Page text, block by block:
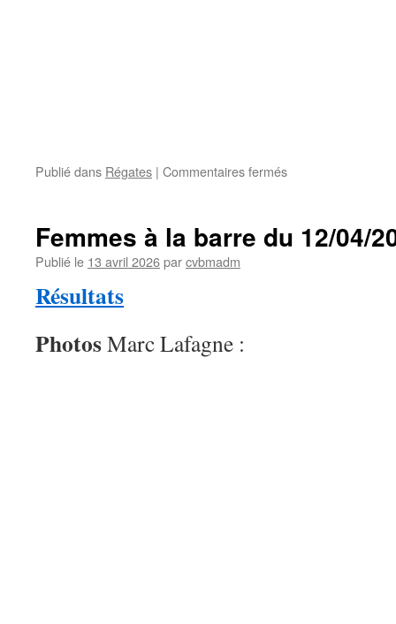
Publié dans Régates | Commentaires ferméssur
barre
Femmes à la barre du 12/04/
Publié le 13 avril 2026parcvbmadm
Résultats
PhotosMarc Lafagne :